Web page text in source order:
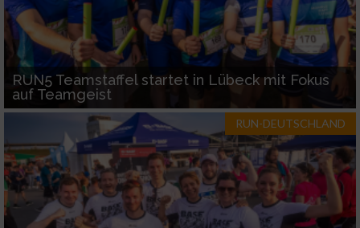
RUN5 Teamstaffel startet in Lübeck mit Fokus
auf Teamgeist
RUN-DEUTSCHLAND